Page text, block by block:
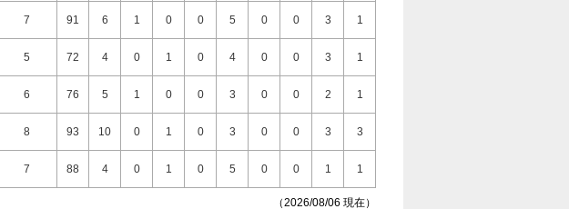
7 91 6 1 0 0 5 0 0 3 1
5 72 4 0 1 0 4 0 0 3 1
6 76 5 1 0 0 3 0 0 2 1
8 93 10 0 1 0 3 0 0 3 3
7 88 4 0 1 0 5 0 0 1 1
0 0 0
（2026/08/06 現在）